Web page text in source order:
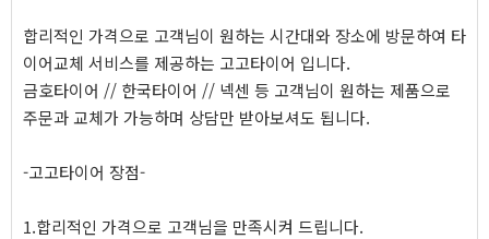
합리적인 가격으로 고객님이 원하는 시간대와 장소에 방문하여 타
이어교체 서비스를 제공하는 고고타이어 입니다.
금호타이어 // 한국타이어 // 넥센 등 고객님이 원하는 제품으로
주문과 교체가 가능하며 상담만 받아보셔도 됩니다.
-고고타이어 장점-
1.합리적인 가격으로 고객님을 만족시켜 드립니다.